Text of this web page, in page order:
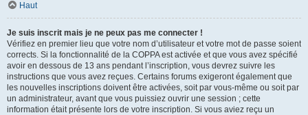
Haut
Je suis inscrit mais je ne peux pas me connecter !
Vérifiez en premier lieu que votre nom d’utilisateur et votre mot de passe soient
corrects. Si la fonctionnalité de la COPPA est activée et que vous avez spécifié
avoir en dessous de 13 ans pendant l’inscription, vous devrez suivre les
instructions que vous avez reçues. Certains forums exigeront également que
les nouvelles inscriptions doivent être activées, soit par vous-même ou soit par
un administrateur, avant que vous puissiez ouvrir une session ; cette
information était présente lors de votre inscription. Si vous aviez reçu un